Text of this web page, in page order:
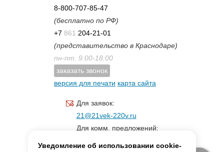
8-800-707-85-47
(бесплатно по РФ)
+7 861 204-21-01
(представительство в Краснодаре)
пн-пт. 9:00-18:00
заказать звонок
версия для печати карта сайта
Для заявок:
21@21vek-220v.ru
Для комм. предложений:
Уведомление об использовании cookie-